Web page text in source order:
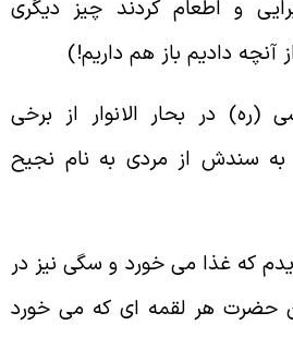
و اطعام کردند چیز دیگری
دادیم باز هم داریم!)
در بحار الانوار از برخی
به سندش از مردی به نام نجیح
که غذا می خورد و سگی نیز در
هر لقمه ای که می خورد